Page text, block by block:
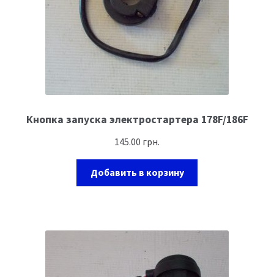
Кнопка запуска электростартера 178F/186F
145.00 грн.
Добавить в корзину